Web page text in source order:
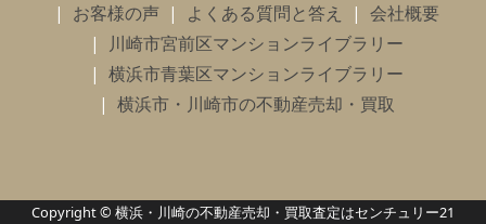
お客様の声
よくある質問と答え
会社概要
川崎市宮前区マンションライブラリー
横浜市青葉区マンションライブラリー
横浜市・川崎市の不動産売却・買取
Copyright © 横浜・川崎の不動産売却・買取査定はセンチュリー21